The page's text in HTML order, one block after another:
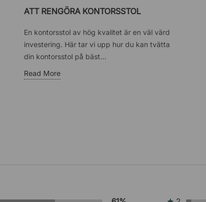
ATT RENGÖRA KONTORSSTOL
En kontorsstol av hög kvalitet är en väl värd
investering. Här tar vi upp hur du kan tvätta
din kontorsstol på bäst...
Read More